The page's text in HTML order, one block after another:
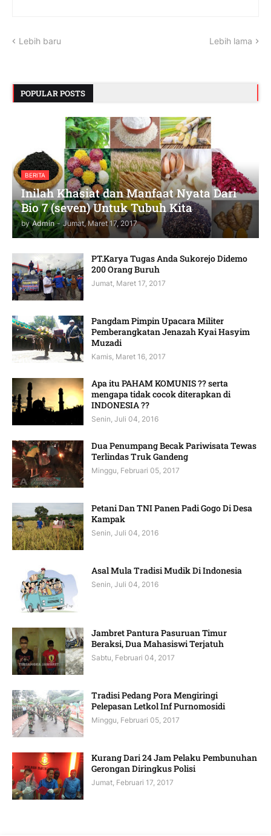
Lebih baru Lebih lama
POPULAR POSTS
BERITA
Inilah Khasiat dan Manfaat Nyata Dari
Bio 7 (seven) Untuk Tubuh Kita
by Admin - Jumat, Maret 17, 2017
PT.Karya Tugas Anda Sukorejo Didemo
200 Orang Buruh
Jumat, Maret 17, 2017
Pangdam Pimpin Upacara Militer
Pemberangkatan Jenazah Kyai Hasyim
Muzadi
Kamis, Maret 16, 2017
Apa itu PAHAM KOMUNIS ?? serta
mengapa tidak cocok diterapkan di
INDONESIA ??
Senin, Juli 04, 2016
Dua Penumpang Becak Pariwisata Tewas
Terlindas Truk Gandeng
Minggu, Februari 05, 2017
Petani Dan TNI Panen Padi Gogo Di Desa
Kampak
Senin, Juli 04, 2016
Asal Mula Tradisi Mudik Di Indonesia
Senin, Juli 04, 2016
Jambret Pantura Pasuruan Timur
Beraksi, Dua Mahasiswi Terjatuh
Sabtu, Februari 04, 2017
Tradisi Pedang Pora Mengiringi
Pelepasan Letkol Inf Purnomosidi
Minggu, Februari 05, 2017
Kurang Dari 24 Jam Pelaku Pembunuhan
Gerongan Diringkus Polisi
Jumat, Februari 17, 2017